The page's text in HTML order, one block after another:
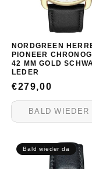
NORDGREEN
PIONEER
42 MM GOLD
LEDER
NORMALER
PREIS
€279,00
BALD WIEDER
Bald wieder da